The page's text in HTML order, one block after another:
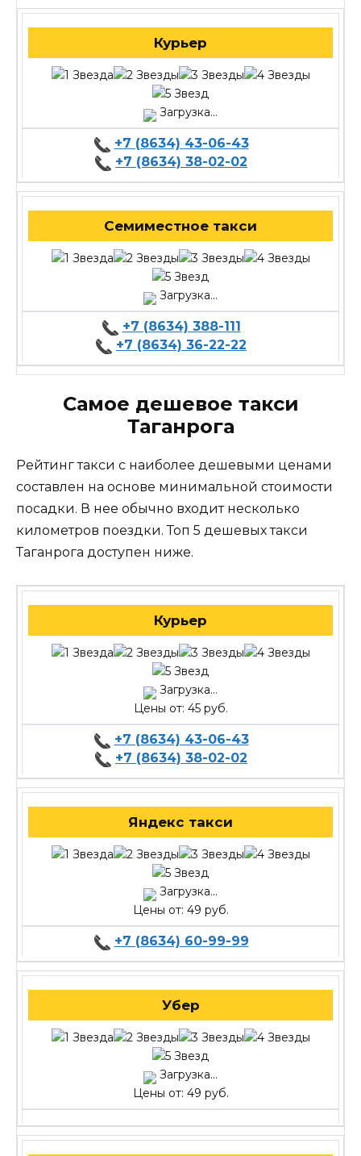
Курьер
Загрузка...
+7 (8634) 43-06-43
+7 (8634) 38-02-02
Семиместное такси
Загрузка...
+7 (8634) 388-111
+7 (8634) 36-22-22
Самое дешевое такси
Таганрога
Рейтинг такси с наиболее дешевыми ценами
составлен на основе минимальной стоимости
посадки. В нее обычно входит несколько
километров поездки. Топ 5 дешевых такси
Таганрога доступен ниже.
Курьер
Загрузка...
Цены от: 45 руб.
+7 (8634) 43-06-43
+7 (8634) 38-02-02
Яндекс такси
Загрузка...
Цены от: 49 руб.
+7 (8634) 60-99-99
Убер
Загрузка...
Цены от: 49 руб.